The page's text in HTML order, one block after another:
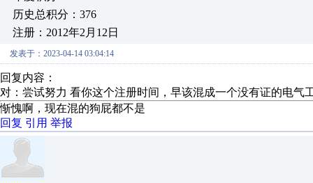
历史总积分：376
注册：2012年2月12日
发表于：2023-04-14 03:04:14
回复内容：
对：尝试努力 看你这个注册时间，早该混成一个没有证的电
惭愧啊，现在混的狗屁都不是
回复 引用 举报